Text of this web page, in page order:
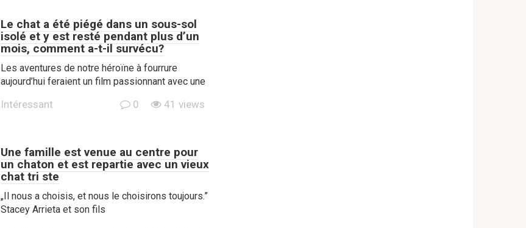
Le chat a été piégé dans un sous-sol
isolé et y est resté pendant plus d’un
mois, comment a-t-il survécu?
Les aventures de notre héroïne à fourrure
aujourd’hui feraient un film passionnant avec une
Intéressant 0 41 views
Une famille est venue au centre pour
un chaton et est repartie avec un vieux
chat tri ste
„Il nous a choisis, et nous le choisirons toujours.”
Stacey Arrieta et son fils